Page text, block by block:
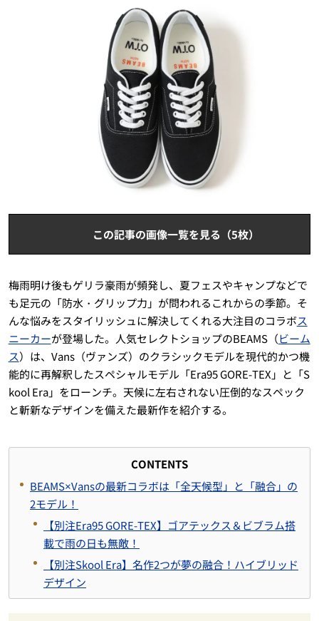
この記事の画像一覧を見る（5枚）
梅雨明け後もゲリラ豪雨が頻発し、夏フェスやキャンプなどで
も足元の「防水・グリップ力」が問われるこれからの季節。そ
んな悩みをスタイリッシュに解決してくれる大注目のコラボス
ニーカーが登場した。人気セレクトショップのBEAMS（ビーム
ス）は、Vans（ヴァンズ）のクラシックモデルを現代的かつ機
能的に再解釈したスペシャルモデル「Era95 GORE-TEX」と「S
kool Era」をローンチ。天候に左右されない圧倒的なスペック
と斬新なデザインを備えた最新作を紹介する。
CONTENTS
BEAMS×Vansの最新コラボは「全天候型」と「融合」の
2モデル！
【別注Era95 GORE-TEX】ゴアテックス＆ビブラム搭
載で雨の日も無敵！
【別注Skool Era】名作2つが夢の融合！ハイブリッド
デザイン